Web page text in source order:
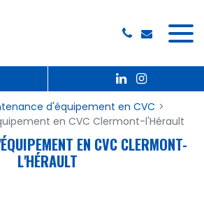
d'équipement en CVC
en CVC Clermont-l'Hérault
EN CVC CLERMONT-
L'HÉRAULT
cookies